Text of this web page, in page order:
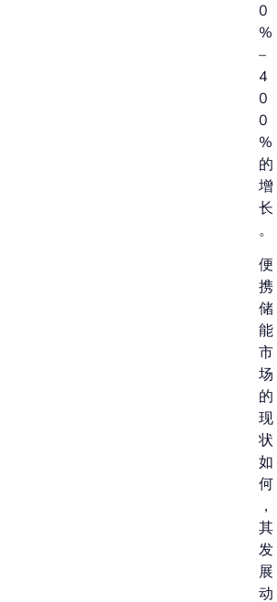
0
%
–
4
0
0
%
的
增
长
。
便
携
储
能
市
场
的
现
状
如
何
，
其
发
展
动